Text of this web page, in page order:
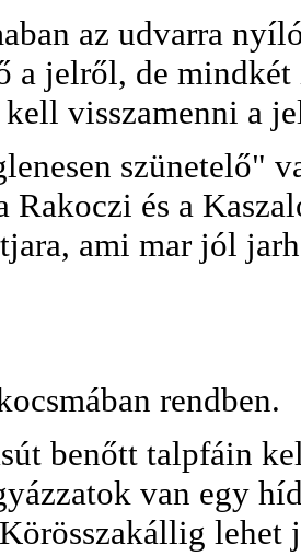
az udvarra
a jelről, de
visszamenni a
szünetelő"
Rakoczi és a
ami mar jól
rendben.
benőtt talpfáin
van egy
lehet